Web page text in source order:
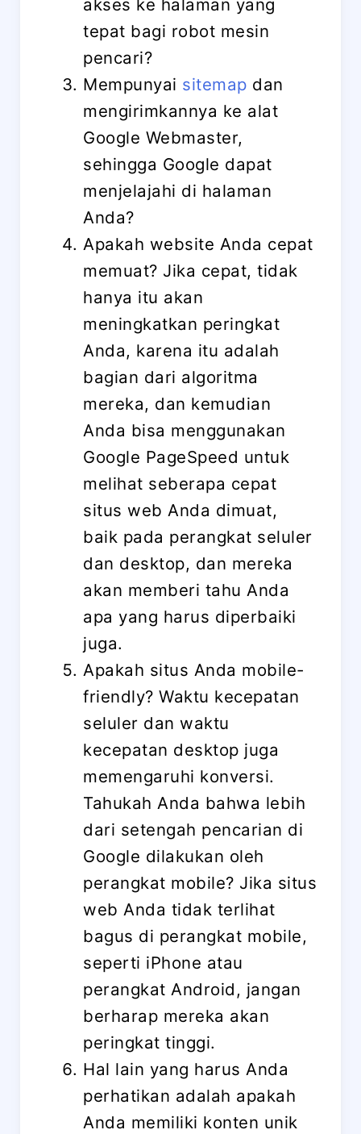
akses ke halaman yang
tepat bagi robot mesin
pencari?
Mempunyai sitemap dan
mengirimkannya ke alat
Google Webmaster,
sehingga Google dapat
menjelajahi di halaman
Anda?
Apakah website Anda cepat
memuat? Jika cepat, tidak
hanya itu akan
meningkatkan peringkat
Anda, karena itu adalah
bagian dari algoritma
mereka, dan kemudian
Anda bisa menggunakan
Google PageSpeed ​​untuk
melihat seberapa cepat
situs web Anda dimuat,
baik pada perangkat seluler
dan desktop, dan mereka
akan memberi tahu Anda
apa yang harus diperbaiki
juga.
Apakah situs Anda mobile-
friendly? Waktu kecepatan
seluler dan waktu
kecepatan desktop juga
memengaruhi konversi.
Tahukah Anda bahwa lebih
dari setengah pencarian di
Google dilakukan oleh
perangkat mobile? Jika situs
web Anda tidak terlihat
bagus di perangkat mobile,
seperti iPhone atau
perangkat Android, jangan
berharap mereka akan
peringkat tinggi.
Hal lain yang harus Anda
perhatikan adalah apakah
Anda memiliki konten unik